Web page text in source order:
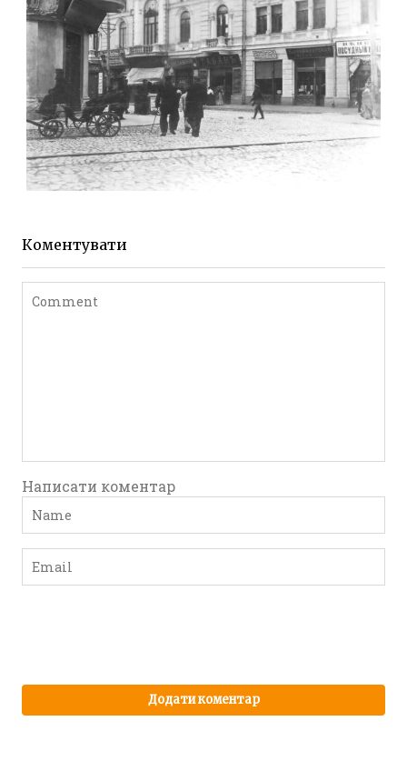
ЖИТОМИР МИХАЙЛІВСЬКА 1903 РОКУ
Коментувати
Написати коментар